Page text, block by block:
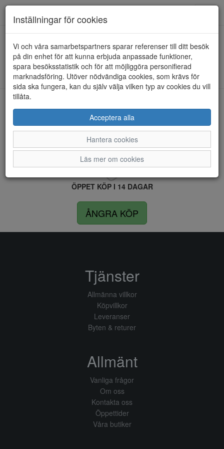
HEM SOFT LINE BY JANA
Kunde inte hitta några artiklar...
LEVERANS INOM 4 DAGAR INOM SVERIGE
FRI FRAKT VID KÖP ÖVER 1.500 KR
ÖPPET KÖP I 14 DAGAR
ÅNGRA KÖP
Inställningar för cookies
Vi och våra samarbetspartners sparar referenser till ditt besök
på din enhet för att kunna erbjuda anpassade funktioner,
spara besöksstatistik och för att möjliggöra personifierad
marknadsföring. Utöver nödvändiga cookies, som krävs för
sida ska fungera, kan du själv välja vilken typ av cookies du vill
tillåta.
Acceptera alla
Hantera cookies
Läs mer om cookies
Tjänster
Allmänna villkor
Köpvillkor
Leveranser
Byten & returer
Allmänt
Vanliga frågor
Om oss
Kontakta oss
Öppettider
Våra butiker